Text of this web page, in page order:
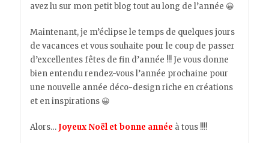
avez lu sur mon petit blog tout au long de l’année 😀
Maintenant, je m’éclipse le temps de quelques jours
de vacances et vous souhaite pour le coup de passer
d’excellentes fêtes de fin d’année !!! Je vous donne
bien entendu rendez-vous l’année prochaine pour
une nouvelle année déco-design riche en créations
et en inspirations 😀
Alors…Joyeux Noël et bonne année à tous !!!!